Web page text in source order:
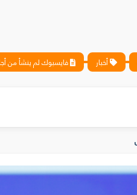
أخبار فايسبوك لم ينشأ من